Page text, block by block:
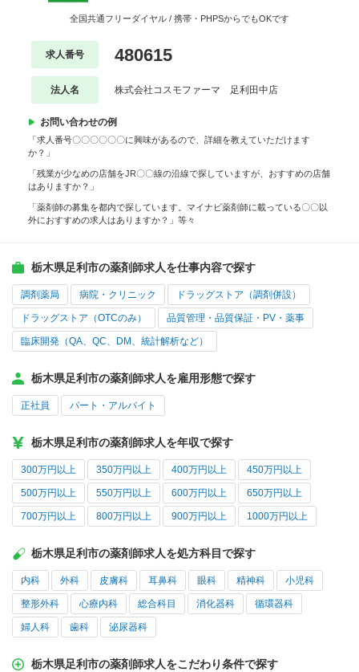
全国共通フリーダイヤル / 携帯・PHPSからでもOKです
求人番号 480615
法人名 株式会社コスモファーマ 足利田中店
お問い合わせの例
「求人番号〇〇〇〇〇〇に興味があるので、詳細を教えていただけます
か？」
「残業が少なめの店舗をJR〇〇線の沿線で探していますが、おすすめの店舗
はありますか？」
「薬剤師の募集を都内で探しています。マイナビ薬剤師に載っている〇〇以
外におすすめの求人はありますか？」等々
栃木県足利市の薬剤師求人を仕事内容で探す
調剤薬局 病院・クリニック ドラッグストア（調剤併設）
ドラッグストア（OTCのみ） 品質管理・品質保証・PV・薬事
臨床開発（QA、QC、DM、統計解析など）
栃木県足利市の薬剤師求人を雇用形態で探す
正社員 パート・アルバイト
栃木県足利市の薬剤師求人を年収で探す
300万円以上 350万円以上 400万円以上 450万円以上
500万円以上 550万円以上 600万円以上 650万円以上
700万円以上 800万円以上 900万円以上 1000万円以上
栃木県足利市の薬剤師求人を処方科目で探す
内科 外科 皮膚科 耳鼻科 眼科 精神科 小児科
整形外科 心療内科 総合科目 消化器科 循環器科
婦人科 歯科 泌尿器科
栃木県足利市の薬剤師求人をこだわり条件で探す